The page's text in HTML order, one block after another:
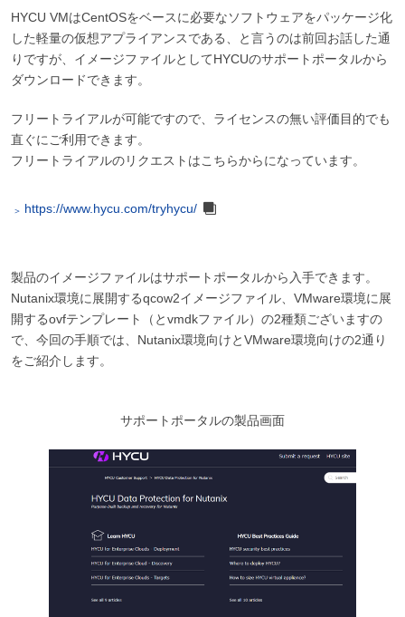
HYCU VMはCentOSをベースに必要なソフトウェアをパッケージ化
した軽量の仮想アプライアンスである、と言うのは前回お話した通
りですが、イメージファイルとしてHYCUのサポートポータルから
ダウンロードできます。
フリートライアルが可能ですので、ライセンスの無い評価目的でも
直ぐにご利用できます。
フリートライアルのリクエストはこちらからになっています。
https://www.hycu.com/tryhycu/
製品のイメージファイルはサポートポータルから入手できます。
Nutanix環境に展開するqcow2イメージファイル、VMware環境に展
開するovfテンプレート（とvmdkファイル）の2種類ございますの
で、今回の手順では、Nutanix環境向けとVMware環境向けの2通り
をご紹介します。
サポートポータルの製品画面